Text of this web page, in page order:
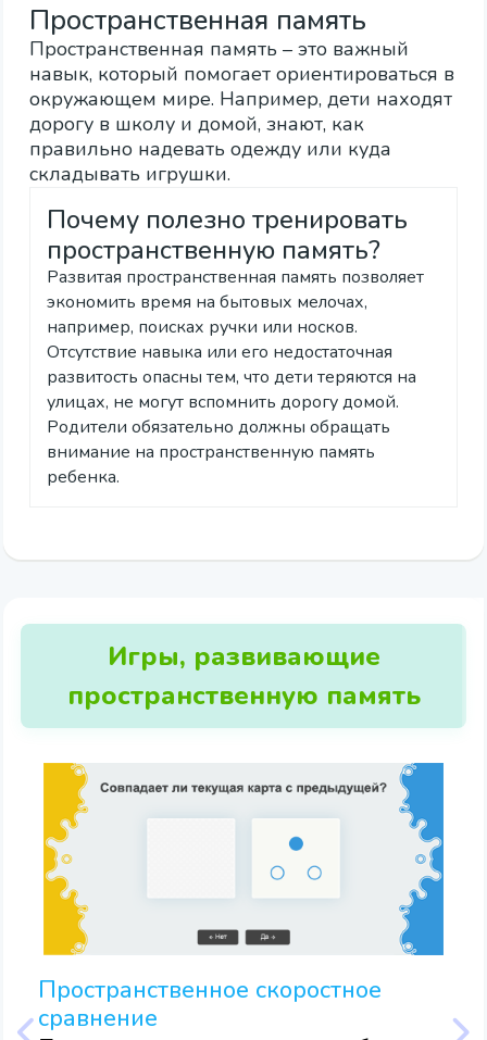
Пространственная память
Пространственная память – это важный
навык, который помогает ориентироваться в
окружающем мире. Например, дети находят
дорогу в школу и домой, знают, как
правильно надевать одежду или куда
складывать игрушки.
Почему полезно тренировать
пространственную память?
Развитая пространственная память позволяет
экономить время на бытовых мелочах,
например, поисках ручки или носков.
Отсутствие навыка или его недостаточная
развитость опасны тем, что дети теряются на
улицах, не могут вспомнить дорогу домой.
Родители обязательно должны обращать
внимание на пространственную память
ребенка.
Игры, развивающие
пространственную память
Пространственное скоростное
сравнение